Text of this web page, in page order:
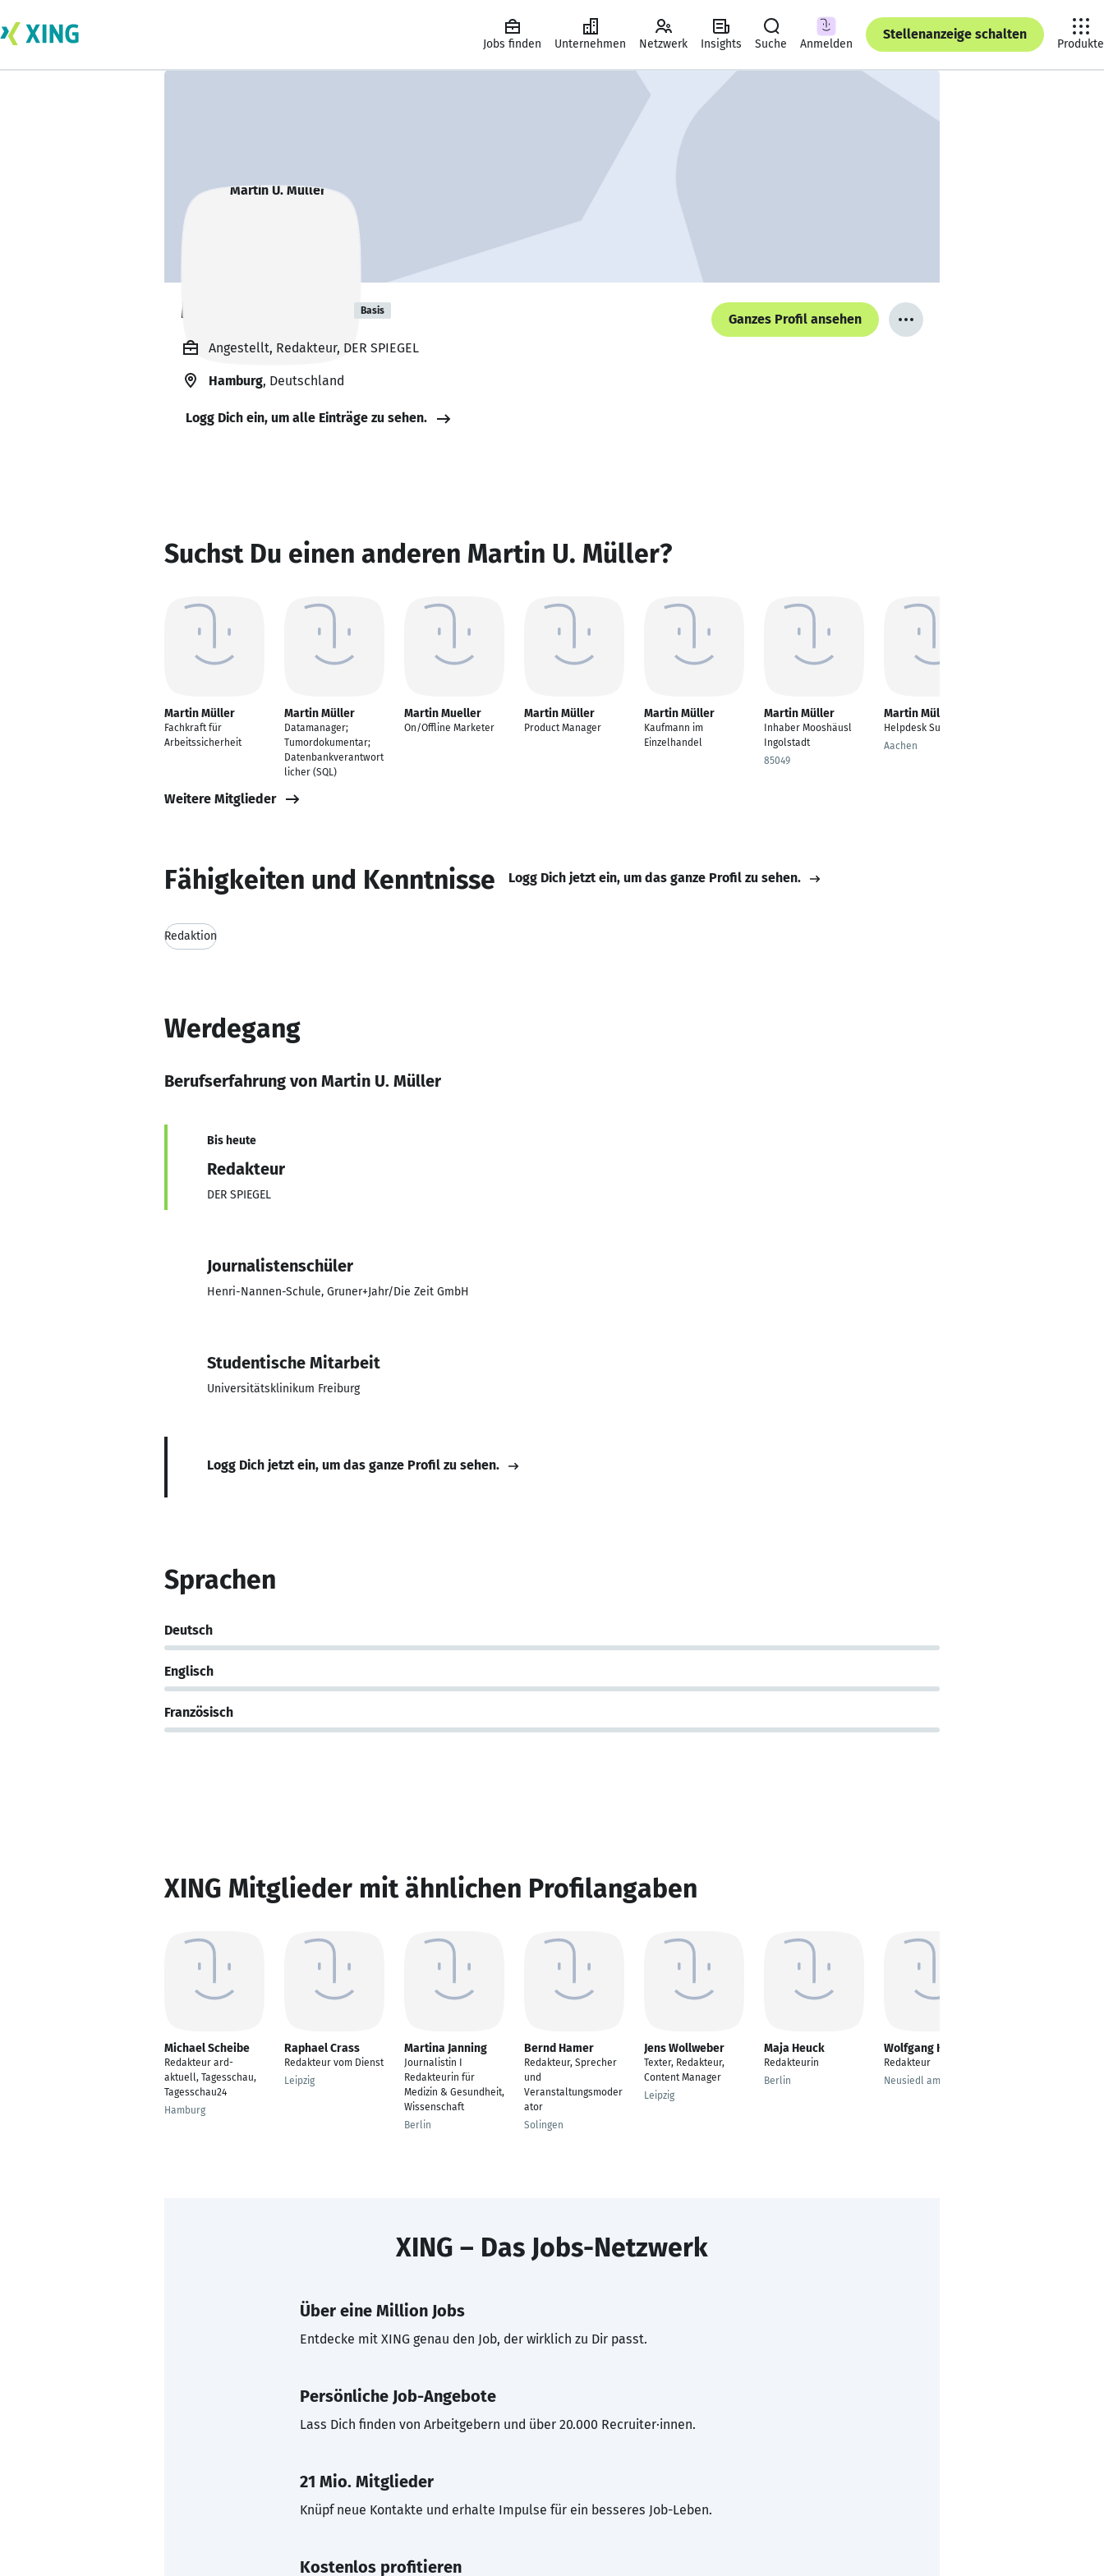
Jobs finden Unternehmen Netzwerk Insights Suche Anmelden
Stellenanzeige schalten
Produkte
Martin U. Müller Basis
Ganzes Profil ansehen
Angestellt, Redakteur, DER SPIEGEL
Hamburg, Deutschland
Logg Dich ein, um alle Einträge zu sehen.
Suchst Du einen anderen Martin U. Müller?
Martin Müller
Fachkraft für
Arbeitssicherheit
Martin Müller
Datamanager;
Tumordokumentar;
Datenbankverantwort
licher (SQL)
Martin Mueller
On/Offline Marketer
Martin Müller
Product Manager
Martin Müller
Kaufmann im
Einzelhandel
Martin Müller
Inhaber Mooshäusl
Ingolstadt
85049
Martin Müller
Helpdesk Supporter
Aachen
Weitere Mitglieder
Fähigkeiten und Kenntnisse Logg Dich jetzt ein, um das ganze Profil zu sehen.
Redaktion
Werdegang
Berufserfahrung von Martin U. Müller
Bis heute
Redakteur
DER SPIEGEL
Journalistenschüler
Henri-Nannen-Schule, Gruner+Jahr/Die Zeit GmbH
Studentische Mitarbeit
Universitätsklinikum Freiburg
Logg Dich jetzt ein, um das ganze Profil zu sehen.
Sprachen
Deutsch
Englisch
Französisch
XING Mitglieder mit ähnlichen Profilangaben
Michael Scheibe
Redakteur ard-
aktuell, Tagesschau,
Tagesschau24
Hamburg
Raphael Crass
Redakteur vom Dienst
Leipzig
Martina Janning
Journalistin I
Redakteurin für
Medizin & Gesundheit,
Wissenschaft
Berlin
Bernd Hamer
Redakteur, Sprecher
und
Veranstaltungsmoder
ator
Solingen
Jens Wollweber
Texter, Redakteur,
Content Manager
Leipzig
Maja Heuck
Redakteurin
Berlin
Wolfgang Knabl
Redakteur
Neusiedl am See
XING – Das Jobs-Netzwerk
Über eine Million Jobs
Entdecke mit XING genau den Job, der wirklich zu Dir passt.
Persönliche Job-Angebote
Lass Dich finden von Arbeitgebern und über 20.000 Recruiter·innen.
21 Mio. Mitglieder
Knüpf neue Kontakte und erhalte Impulse für ein besseres Job-Leben.
Kostenlos profitieren